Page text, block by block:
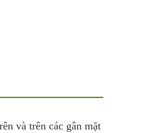
và trên các gân mặt